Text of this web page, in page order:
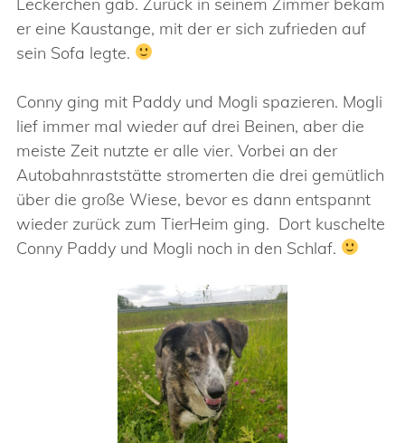
er eine Kaustange, mit der er sich zufrieden auf
sein Sofa legte.
Conny ging mit Paddy und Mogli spazieren. Mogli
lief immer mal wieder auf drei Beinen, aber die
meiste Zeit nutzte er alle vier. Vorbei an der
Autobahnraststätte stromerten die drei gemütlich
über die große Wiese, bevor es dann entspannt
wieder zurück zum TierHeim ging. Dort kuschelte
Conny Paddy und Mogli noch in den Schlaf.